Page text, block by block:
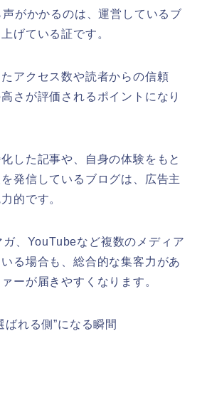
がかかるのは、運営しているブ
げている証です。
アクセス数や読者からの信頼
さが評価されるポイントになり
した記事や、自身の体験をもと
発信しているブログは、広告主
的です。
、YouTubeなど複数のメディア
る場合も、総合的な集客力があ
ーが届きやすくなります。
ばれる側”になる瞬間